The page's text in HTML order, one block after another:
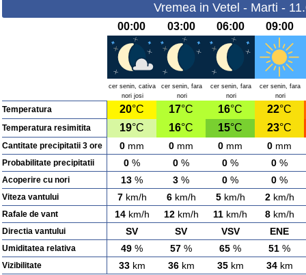
Vremea in Vetel - Marti -
00:00 03:00 06:00 09:00
cer senin, cativa
nori josi
cer senin, fara
nori
cer senin, fara
nori
cer senin, fara
nori
Temperatura 20°C 17°C 16°C 22°C
Temperatura resimitita 19°C 16°C 15°C 23°C
Cantitate precipitatii 3 ore 0 mm 0 mm 0 mm 0 mm
Probabilitate precipitatii 0 % 0 % 0 % 0 %
Acoperire cu nori 13 % 3 % 0 % 0 %
Viteza vantului 7km/h 6km/h 5km/h 2km/h
Rafale de vant 14km/h 12km/h 11 km/h 8km/h
Directia vantului SV SV VSV ENE
Umiditatea relativa 49 % 57 % 65 % 51 %
Vizibilitate 33km 36km 35km 34km